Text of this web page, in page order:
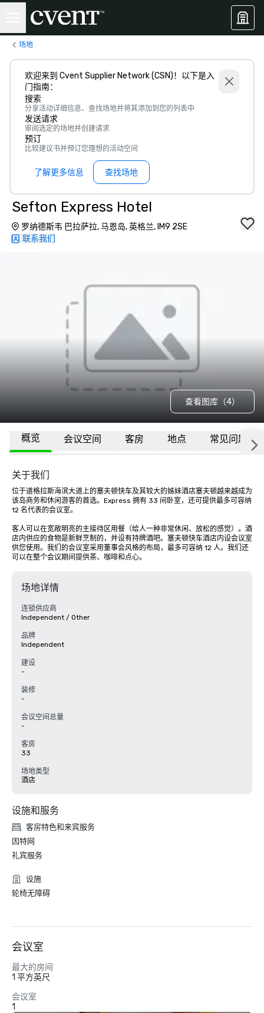
场地
欢迎来到 Cvent Supplier Network (CSN)！以下是入
门指南：
搜索
分享活动详细信息、查找场地并将其添加到您的列表中
发送请求
审阅选定的场地并创建请求
预订
比较建议书并预订您理想的活动空间
了解更多信息 查找场地
Sefton Express Hotel
罗纳德斯韦 巴拉萨拉, 马恩岛, 英格兰, IM9 2SE
联系我们
查看图库（4）
概览 会议空间 客房 地点 常见问题
关于我们
位于道格拉斯海滨大道上的塞夫顿快车及其较大的姊妹酒店塞夫顿越来越成为
该岛商务和休闲游客的首选。Express 拥有 33 间卧室，还可提供最多可容纳
12 名代表的会议室。
客人可以在宽敞明亮的主接待区用餐（给人一种非常休闲、放松的感觉）。酒
店内供应的食物是新鲜烹制的，并设有持牌酒吧。塞夫顿快车酒店内设会议室
供您使用。我们的会议室采用董事会风格的布局，最多可容纳 12 人。我们还
可以在整个会议期间提供茶、咖啡和点心。
场地详情
连锁供应商
Independent / Other
品牌
Independent
建设
-
装修
-
会议空间总量
-
客房
33
场地类型
酒店
设施和服务
客房特色和来宾服务
因特网
礼宾服务
设施
轮椅无障碍
会议室
最大的房间
1 平方英尺
会议室
1